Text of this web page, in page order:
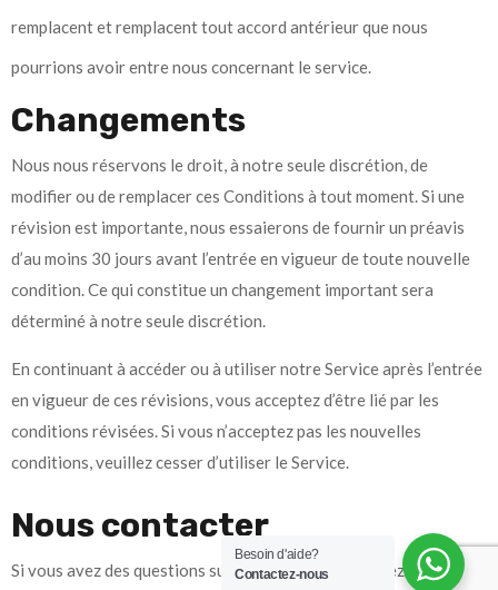
remplacent et remplacent tout accord antérieur que nous
pourrions avoir entre nous concernant le service.
Changements
Nous nous réservons le droit, à notre seule discrétion, de
modifier ou de remplacer ces Conditions à tout moment. Si une
révision est importante, nous essaierons de fournir un préavis
d’au moins 30 jours avant l’entrée en vigueur de toute nouvelle
condition. Ce qui constitue un changement important sera
déterminé à notre seule discrétion.
En continuant à accéder ou à utiliser notre Service après l’entrée
en vigueur de ces révisions, vous acceptez d’être lié par les
conditions révisées. Si vous n’acceptez pas les nouvelles
conditions, veuillez cesser d’utiliser le Service.
Nous contacter
Si vous avez des questions sur ces conditions, veuillez nous
Besoin d'aide?
Contactez-nous